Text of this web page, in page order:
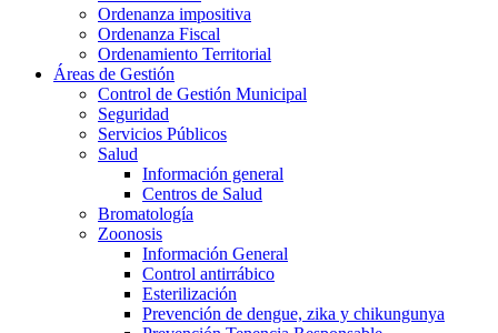
Ordenanza impositiva
Ordenanza Fiscal
Ordenamiento Territorial
Áreas de Gestión
Control de Gestión Municipal
Seguridad
Servicios Públicos
Salud
Información general
Centros de Salud
Bromatología
Zoonosis
Información General
Control antirrábico
Esterilización
Prevención de dengue, zika y chikungunya